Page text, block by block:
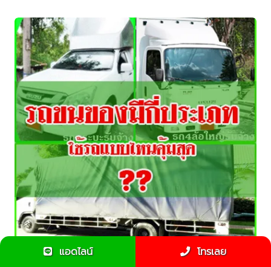
แอดไลน์ โทรเลย